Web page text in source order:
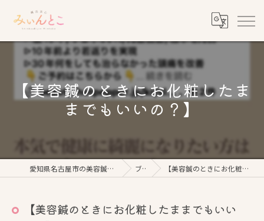
【美容鍼のときにお化粧したま
までもいいの？】
愛知県名古屋市の美容鍼なら鍼灸美心みぃんとこ ブログ 【美容鍼のときにお化粧したままでもいいの？】
【美容鍼のときにお化粧したままでもいい